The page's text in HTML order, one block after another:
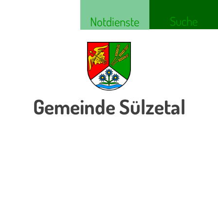
Notdienste Suche
Gemeinde Sülzetal